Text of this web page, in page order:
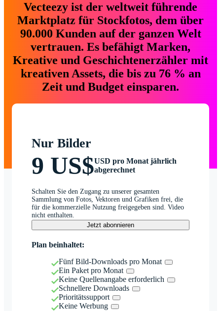
Vecteezy ist der weltweit führende
Marktplatz für Stockfotos, dem über
90.000 Kunden auf der ganzen Welt
vertrauen. Es befähigt Marken,
Kreative und Geschichtenerzähler mit
kreativen Assets, die bis zu 76 % an
Zeit und Budget einsparen.
Nur Bilder
9 US$USD pro Monat jährlich
abgerechnet
Schalten Sie den Zugang zu unserer gesamten
Sammlung von Fotos, Vektoren und Grafiken frei, die
für die kommerzielle Nutzung freigegeben sind. Video
nicht enthalten.
Jetzt abonnieren
Plan beinhaltet:
Fünf Bild-Downloads pro Monat
Ein Paket pro Monat
Keine Quellenangabe erforderlich
Schnellere Downloads
Prioritätssupport
Keine Werbung